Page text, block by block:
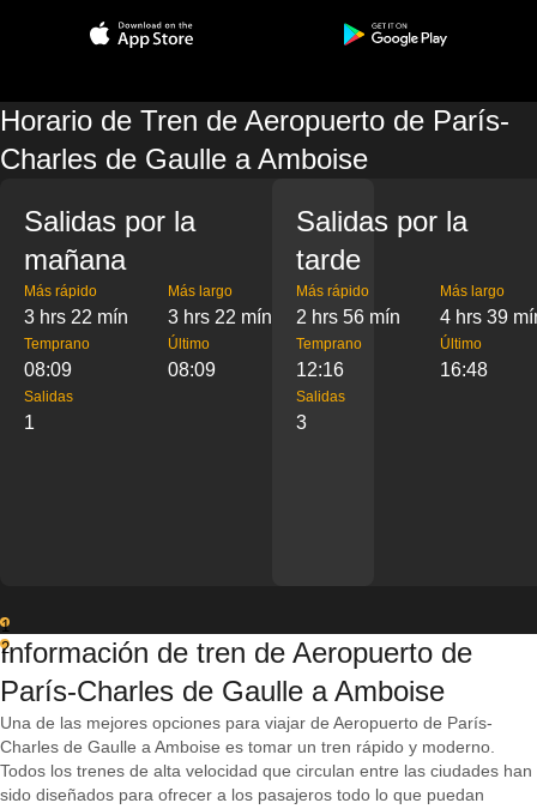
Horario de Tren de Aeropuerto de París-
Charles de Gaulle a Amboise
Salidas por la
mañana
Más rápido
3 hrs 22 mín
Más largo
3 hrs 22 mín
Temprano
08:09
Último
08:09
Salidas
1
Salidas por la
tarde
Más rápido
2 hrs 56 mín
Más largo
4 hrs 39
Temprano
12:16
Último
16:48
Salidas
3
1
2
Información de tren de Aeropuerto de
París-Charles de Gaulle a Amboise
Una de las mejores opciones para viajar de Aeropuerto de París-
Charles de Gaulle a Amboise es tomar un tren rápido y moderno.
Todos los trenes de alta velocidad que circulan entre las ciudades han
sido diseñados para ofrecer a los pasajeros todo lo que puedan